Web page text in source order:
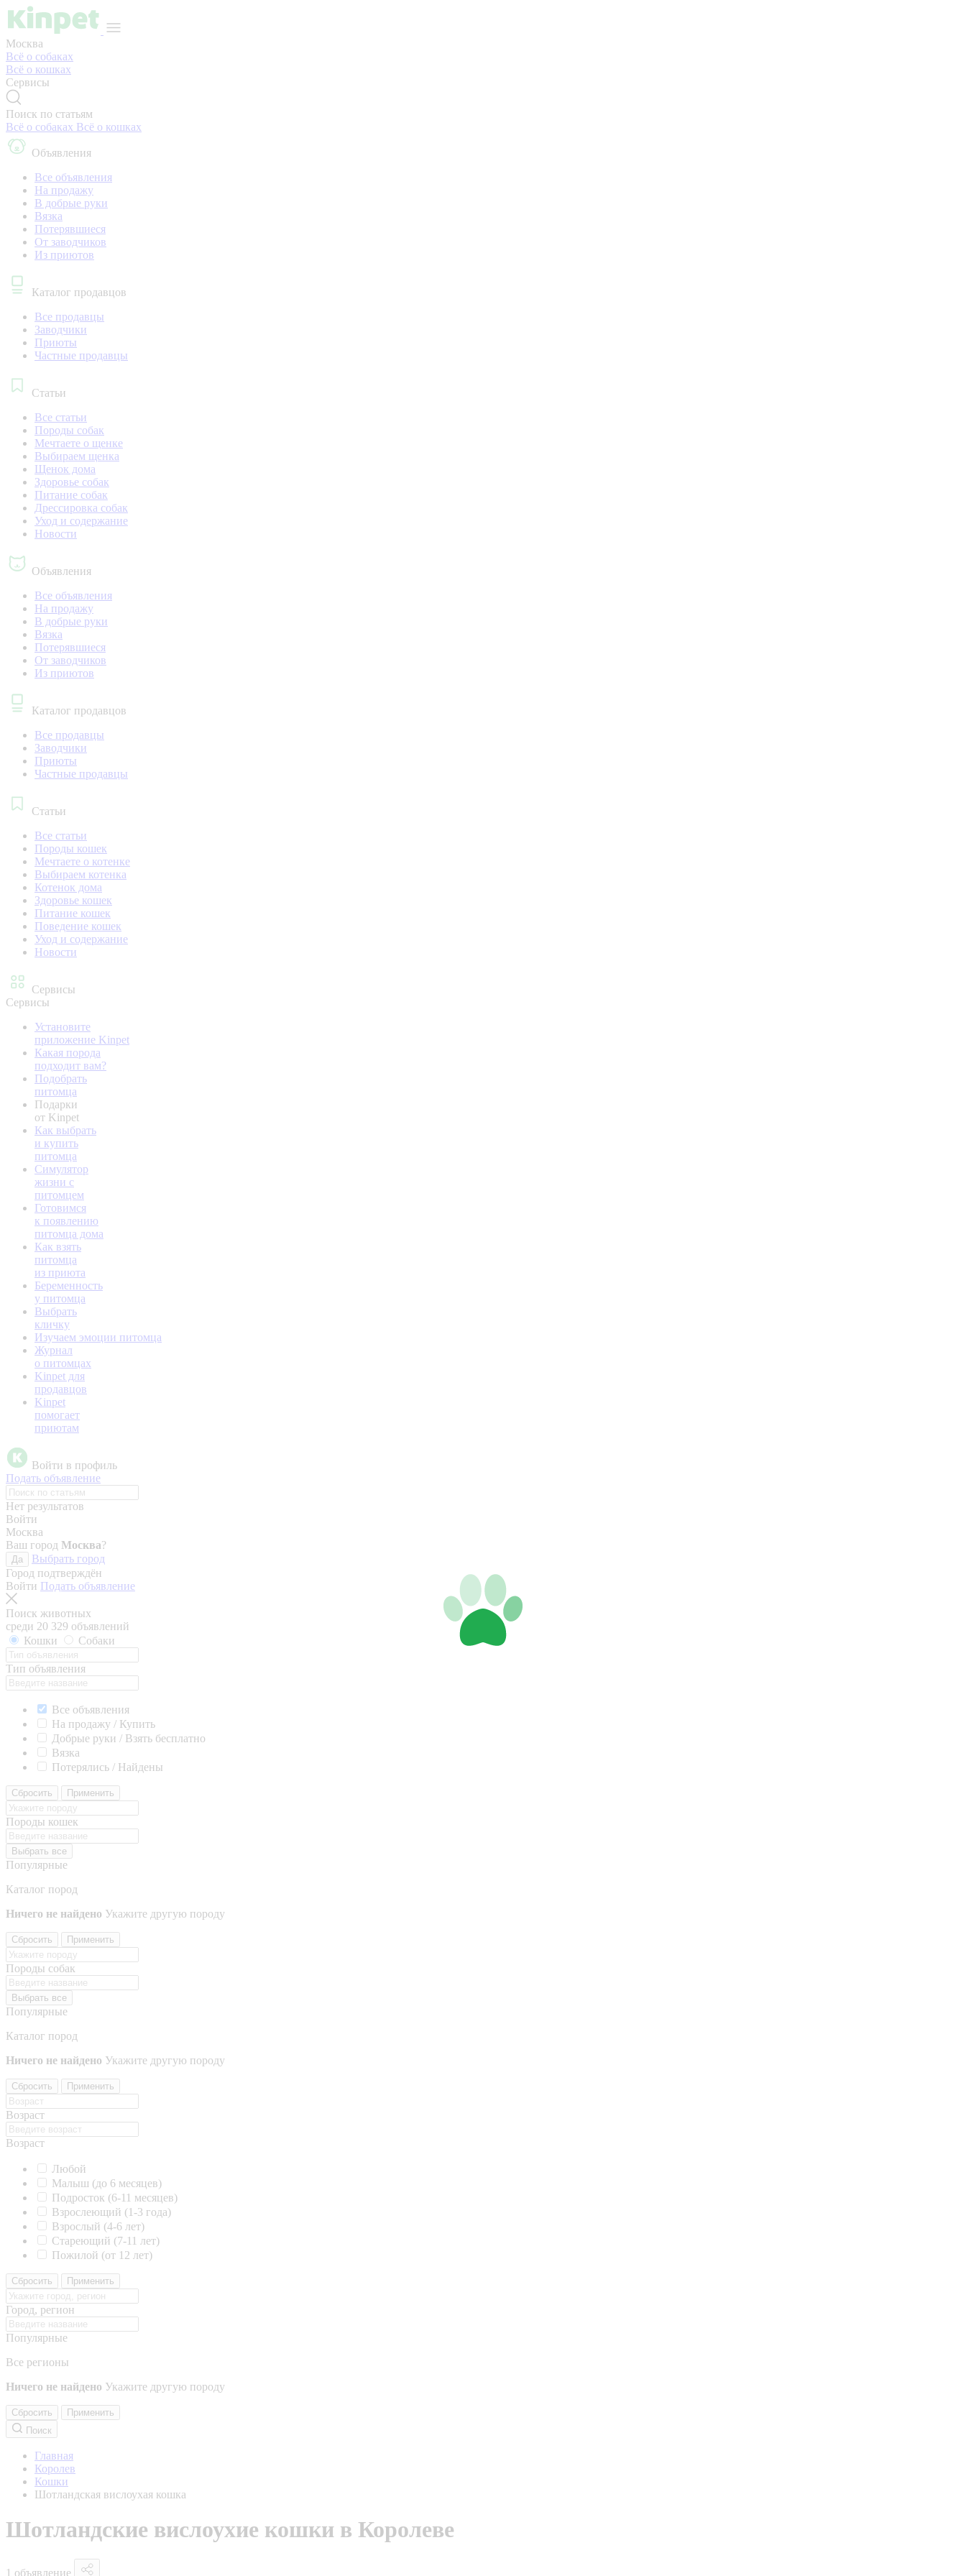
Москва
Всё о собаках
Всё о кошках
Сервисы
Поиск по статьям
Всё о собаках Всё о кошках
Объявления
Все объявления
На продажу
В добрые руки
Вязка
Потерявшиеся
От заводчиков
Из приютов
Каталог продавцов
Все продавцы
Заводчики
Приюты
Частные продавцы
Статьи
Все статьи
Породы собак
Мечтаете о щенке
Выбираем щенка
Щенок дома
Здоровье собак
Питание собак
Дрессировка собак
Уход и содержание
Новости
Объявления
Все объявления
На продажу
В добрые руки
Вязка
Потерявшиеся
От заводчиков
Из приютов
Каталог продавцов
Все продавцы
Заводчики
Приюты
Частные продавцы
Статьи
Все статьи
Породы кошек
Мечтаете о котенке
Выбираем котенка
Котенок дома
Здоровье кошек
Питание кошек
Поведение кошек
Уход и содержание
Новости
Сервисы
Сервисы
Установите
приложение Kinpet
Какая порода
подходит вам?
Подобрать
питомца
Подарки
от Kinpet
Как выбрать
и купить
питомца
Симулятор
жизни с
питомцем
Готовимся
к появлению
питомца дома
Как взять
питомца
из приюта
Беременность
у питомца
Выбрать
кличку
Изучаем эмоции питомца
Журнал
о питомцах
Kinpet для
продавцов
Kinpet
помогает
приютам
Войти в профиль
Подать объявление
Нет результатов
Войти
Москва
Ваш город Москва?
Да
Выбрать город
Город подтверждён
Войти Подать объявление
Поиск животных
среди 20 329 объявлений
Кошки
Собаки
Тип объявления
Все объявления
На продажу / Купить
Добрые руки / Взять бесплатно
Вязка
Потерялись / Найдены
Сбросить Применить
Породы кошек
Выбрать все
Популярные
Каталог пород
Ничего не найдено Укажите другую породу
Сбросить Применить
Породы собак
Выбрать все
Популярные
Каталог пород
Ничего не найдено Укажите другую породу
Сбросить Применить
Возраст
Возраст
Любой
Малыш (до 6 месяцев)
Подросток (6-11 месяцев)
Взрослеющий (1-3 года)
Взрослый (4-6 лет)
Стареющий (7-11 лет)
Пожилой (от 12 лет)
Сбросить Применить
Город, регион
Популярные
Все регионы
Ничего не найдено Укажите другую породу
Сбросить
Применить
Поиск
Главная
Королев
Кошки
Шотландская вислоухая кошка
Шотландские вислоухие кошки в Королеве
1 объявление